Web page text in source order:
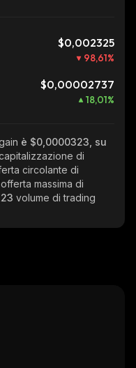
$0,002325
98,61%
$0,00002737
18,01%
è $0,0000323, su
di
circolante di
massima di
volume di trading